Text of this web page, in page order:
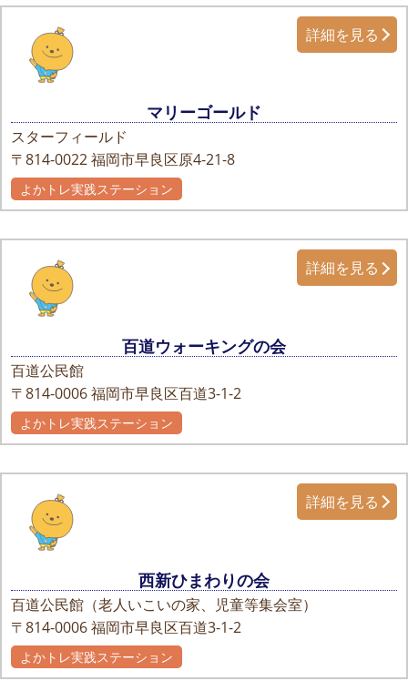
マリーゴールド
スターフィールド
〒814-0022福岡市早良区原4-21-8
詳細を見る
よかトレ実践ステーション
百道ウォーキングの会
百道公民館
〒814-0006福岡市早良区百道3-1-2
詳細を見る
よかトレ実践ステーション
西新ひまわりの会
百道公民館（老人いこいの家、児童等集会室）
〒814-0006福岡市早良区百道3-1-2
詳細を見る
よかトレ実践ステーション